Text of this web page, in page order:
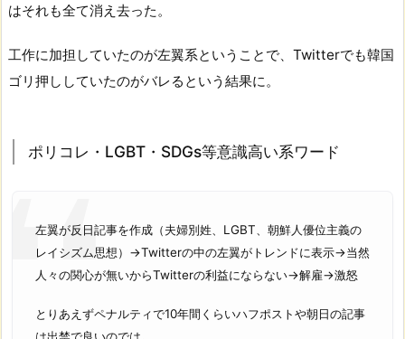
はそれも全て消え去った。
工作に加担していたのが左翼系ということで、Twitterでも韓国
ゴリ押ししていたのがバレるという結果に。
ポリコレ・LGBT・SDGs等意識高い系ワード
左翼が反日記事を作成（夫婦別姓、LGBT、朝鮮人優位主義の
レイシズム思想）→Twitterの中の左翼がトレンドに表示→当然
人々の関心が無いからTwitterの利益にならない→解雇→激怒
とりあえずペナルティで10年間くらいハフポストや朝日の記事